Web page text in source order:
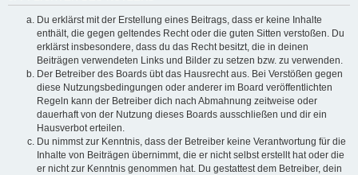
Du erklärst mit der Erstellung eines Beitrags, dass er keine Inhalte
enthält, die gegen geltendes Recht oder die guten Sitten verstoßen. Du
erklärst insbesondere, dass du das Recht besitzt, die in deinen
Beiträgen verwendeten Links und Bilder zu setzen bzw. zu verwenden.
Der Betreiber des Boards übt das Hausrecht aus. Bei Verstößen gegen
diese Nutzungsbedingungen oder anderer im Board veröffentlichten
Regeln kann der Betreiber dich nach Abmahnung zeitweise oder
dauerhaft von der Nutzung dieses Boards ausschließen und dir ein
Hausverbot erteilen.
Du nimmst zur Kenntnis, dass der Betreiber keine Verantwortung für die
Inhalte von Beiträgen übernimmt, die er nicht selbst erstellt hat oder die
er nicht zur Kenntnis genommen hat. Du gestattest dem Betreiber, dein